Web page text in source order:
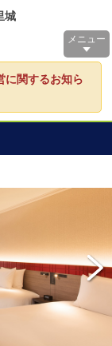
城
メニュー
に関するお知ら